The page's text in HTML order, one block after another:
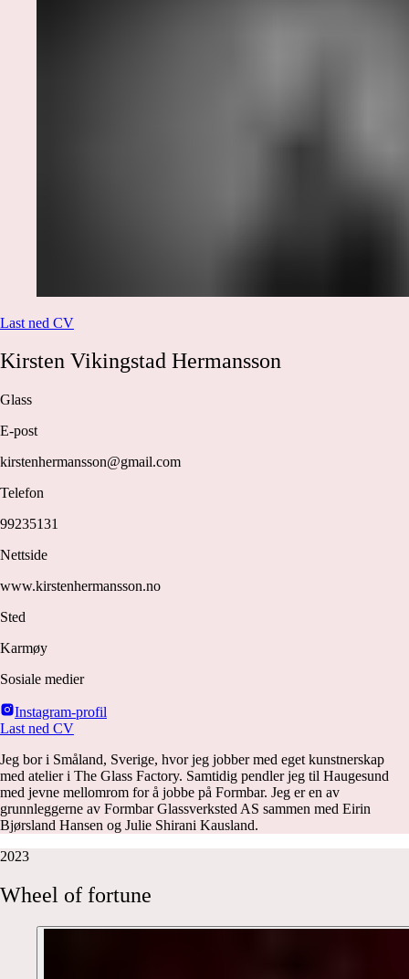
Last ned CV
Kirsten Vikingstad Hermansson
Glass
E-post
kirstenhermansson@gmail.com
Telefon
99235131
Nettside
www.kirstenhermansson.no
Sted
Karmøy
Sosiale medier
Instagram-profil
Last ned CV
Jeg bor i Småland, Sverige, hvor jeg jobber med eget kunstnerskap
med atelier i The Glass Factory. Samtidig pendler jeg til Haugesund
med jevne mellomrom for å jobbe på Formbar. Jeg er en av
grunnleggerne av Formbar Glassverksted AS sammen med Eirin
Bjørsland Hansen og Julie Shirani Kausland.
2023
Wheel of fortune